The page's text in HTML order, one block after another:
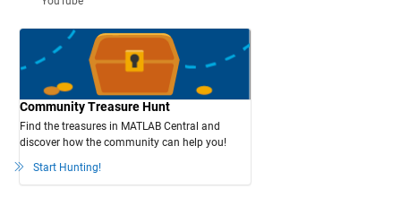
Community Treasure Hunt
Find the treasures in MATLAB Central and
discover how the community can help you!
Start Hunting!